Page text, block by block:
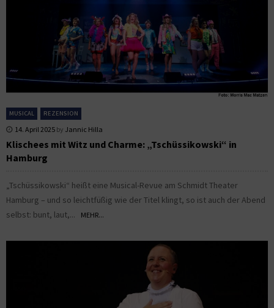
MUSICAL REZENSION
14. April 2025 by Jannic Hilla
Klischees mit Witz und Charme: „Tschüssikowski“ in
Hamburg
„Tschüssikowski“ heißt eine Musical-Revue am Schmidt Theater
Hamburg – und so leichtfüßig wie der Titel klingt, so ist auch der Abend
selbst: bunt, laut,...
MEHR...